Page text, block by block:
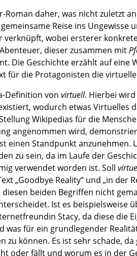
daher, was nicht zuletzt
Reise ins
verknüpft, wobei ersterer
dieser zusammen mit
Die Geschichte erzählt auf eine
für die Protagonisten die
Definition von virtuell. Hierbei
wodurch etwas Virtuelles
Wikipedias für die
angenommen wird,
einen Standpunkt anzunehmen.
zu sein, da im Laufe der
verwendet worden ist. Soll
„Goodbye Reality“ und „in der
beiden Begriffen nicht
Ist es beispielsweise
Stacy, da diese die
was für ein grundlegender
können. Es ist sehr schade,
oder fällt und worum es in der